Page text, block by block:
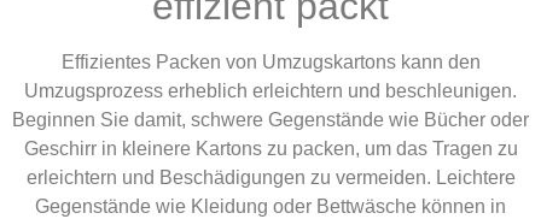
Effizientes Packen von Umzugskartons kann den
Umzugsprozess erheblich erleichtern und beschleunigen.
Beginnen Sie damit, schwere Gegenstände wie Bücher oder
Geschirr in kleinere Kartons zu packen, um das Tragen zu
erleichtern und Beschädigungen zu vermeiden. Leichtere
Gegenstände wie Kleidung oder Bettwäsche können in